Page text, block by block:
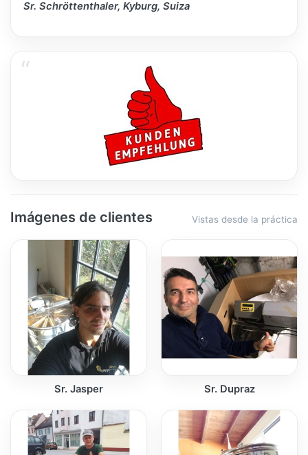
Sr. Schröttenthaler, Kyburg, Suiza
Imágenes de clientes Vistas desde la práctica
Sr. Jasper Sr. Dupraz